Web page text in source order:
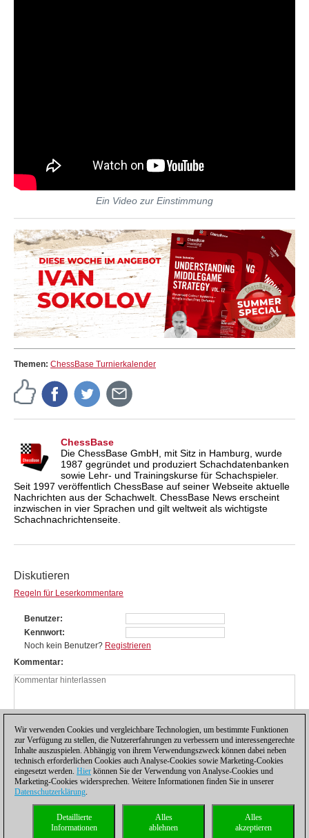
Ein Video zur Einstimmung
Themen: ChessBase Turnierkalender
ChessBase
Die ChessBase GmbH, mit Sitz in Hamburg, wurde
1987 gegründet und produziert Schachdatenbanken
sowie Lehr- und Trainingskurse für Schachspieler.
Seit 1997 veröffentlich ChessBase auf seiner Webseite aktuelle
Nachrichten aus der Schachwelt. ChessBase News erscheint
inzwischen in vier Sprachen und gilt weltweit als wichtigste
Schachnachrichtenseite.
Diskutieren
Regeln für Leserkommentare
Benutzer
Kennwort
Noch kein Benutzer? Registrieren
Kommentar
Datenschutzhinweis| Kontakt| |Lizenzen
Compliance Hotline|
Wir verwenden Cookies und vergleichbare Technologien, um bestimmte Funktionen
zur Verfügung zu stellen, die Nutzererfahrungen zu verbessern und interessengerechte
Inhalte auszuspielen. Abhängig von ihrem Verwendungszweck können dabei neben
technisch erforderlichen Cookies auch Analyse-Cookies sowie Marketing-Cookies
eingesetzt werden. Hier können Sie der Verwendung von Analyse-Cookies und
Marketing-Cookies widersprechen. Weitere Informationen finden Sie in unserer
Datenschutzerklärung.
Alles
akzeptieren
Alles
ablehnen
Detaillierte
Informationen